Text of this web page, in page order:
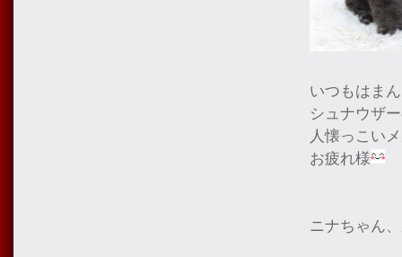
いつもはま
シュナウザ
人懐っこい
お疲れ様
ニナちゃん